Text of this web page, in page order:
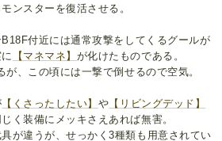
ンスターを復活させる。
付近には通常攻撃をしてくるグールが
【マネマネ】 が化けたものである。
、この頃には一撃で倒せるので空気。
【くさったしたい】 や 【リビングデッド】
く装備にメッキさえあれば無害。
が違うが、せっかく3種類も用意されてい